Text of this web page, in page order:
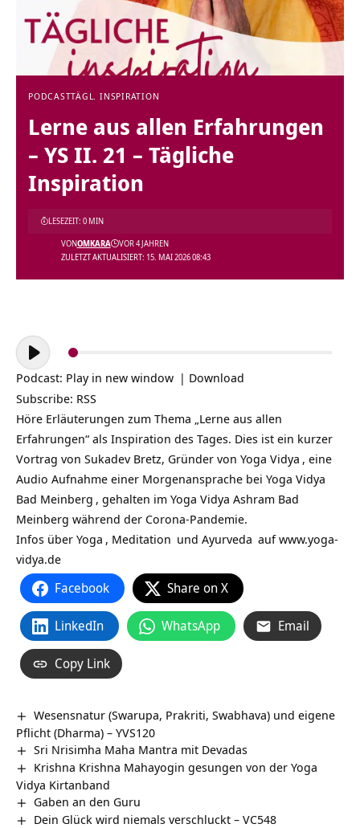
PODCASTTÄGL. INSPIRATION
Lerne aus allen Erfahrungen
– YS II. 21 – Tägliche
Inspiration
ZULETZT AKTUALISIERT: 15. MAI 2026 08:43
VONOMKARA VOR 4 JAHREN
LESEZEIT: 0 MIN
Audio-
Player
Podcast: Play in new window | Download
Subscribe: RSS
Höre Erläuterungen zum Thema „Lerne aus allen
Erfahrungen“ als Inspiration des Tages. Dies ist ein kurzer
Vortrag von Sukadev Bretz, Gründer von Yoga Vidya , eine
Audio Aufnahme einer Morgenansprache bei Yoga Vidya
Bad Meinberg , gehalten im Yoga Vidya Ashram Bad
Meinberg während der Corona-Pandemie.
Infos über Yoga , Meditation und Ayurveda aufwww.yoga-
vidya.de
Facebook Share on X
LinkedIn WhatsApp Email
Copy Link
Wesensnatur (Swarupa, Prakriti, Swabhava) und eigene
Pflicht (Dharma) – YVS120
Sri Nrisimha Maha Mantra mit Devadas
Krishna Krishna Mahayogin gesungen von der Yoga
Vidya Kirtanband
Gaben an den Guru
Dein Glück wird niemals verschluckt – VC548